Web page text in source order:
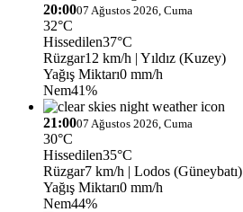
20:0007 Ağustos 2026, Cuma
32°C
Hissedilen37°C
Rüzgar12 km/h | Yıldız (Kuzey)
Yağış Miktarı0 mm/h
Nem41%
21:0007 Ağustos 2026, Cuma
30°C
Hissedilen35°C
Rüzgar7 km/h | Lodos (Güneybatı)
Yağış Miktarı0 mm/h
Nem44%